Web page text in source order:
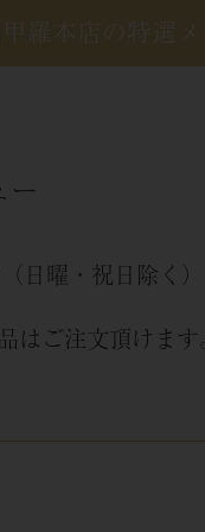
羅本店の特選
（日曜・祝日除く）
は ご注文頂けます。